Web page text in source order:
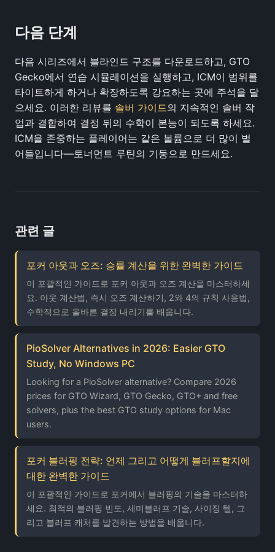
다음 단계
다음 시리즈에서 블라인드 구조를 다운로드하고, GTO
Gecko에서 연습 시뮬레이션을 실행하고, ICM이 범위를
타이트하게 하거나 확장하도록 강요하는 곳에 주석을 달
으세요. 이러한 리뷰를 솔버 가이드의 지속적인 솔버 작
업과 결합하여 결정 뒤의 수학이 본능이 되도록 하세요.
ICM을 존중하는 플레이어는 같은 볼륨으로 더 많이 벌
어들입니다—토너먼트 루틴의 기둥으로 만드세요.
관련 글
포커 아웃과 오즈: 승률 계산을 위한 완벽한 가이드
이 포괄적인 가이드로 포커 아웃과 오즈 계산을 마스터하세
요. 아웃 계산법, 즉시 오즈 계산하기, 2와 4의 규칙 사용법,
수학적으로 올바른 결정 내리기를 배웁니다.
PioSolver Alternatives in 2026: Easier GTO
Study, No Windows PC
Looking for a PioSolver alternative? Compare 2026
prices for GTO Wizard, GTO Gecko, GTO+ and free
solvers, plus the best GTO study options for Mac
users.
포커 블러핑 전략: 언제 그리고 어떻게 블러프할지에
대한 완벽한 가이드
이 포괄적인 가이드로 포커에서 블러핑의 기술을 마스터하
세요. 최적의 블러핑 빈도, 세미블러프 기술, 사이징 텔, 그
리고 블러프 캐처를 발견하는 방법을 배웁니다.